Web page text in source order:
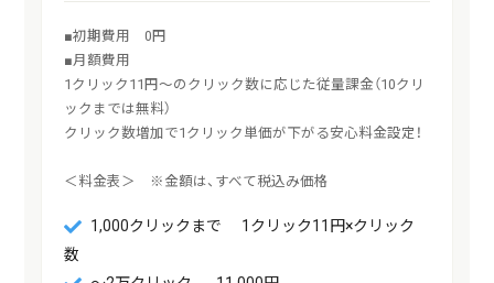
■初期費用　0円
■月額費用
1クリック11円～のクリック数に応じた従量課金（10クリ
ックまでは無料）
クリック数増加で1クリック単価が下がる安心料金設定！
＜料金表＞　※金額は、すべて税込み価格
1,000クリックまで 1クリック11円×クリック
数